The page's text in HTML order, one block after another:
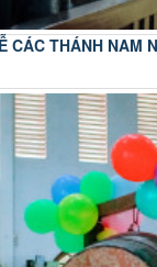
CÁC THÁNH NAM